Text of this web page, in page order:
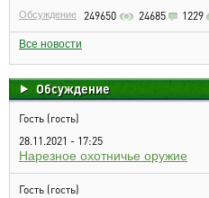
Обсуждение 249650 24685 1229
Все новости
Обсуждение
Гость (гость)
28.11.2021 - 17:25
Нарезное охотничье оружие
Гость (гость)